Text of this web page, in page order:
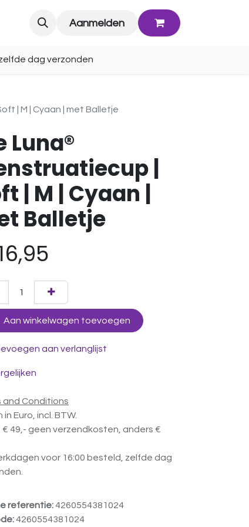
Aanmelden
dag verzonden
| M | Cyaan | met Balletje
Luna®
|
| M | Cyaan |
Balletje
Aan winkelwagen toevoegen
aan verlanglijst
and Conditions
in Euro, incl. BTW.
€ 49,- geen verzendkosten, anders €
voor 16:00 besteld, zelfde dag
referentie:4260554381024
4260554381024